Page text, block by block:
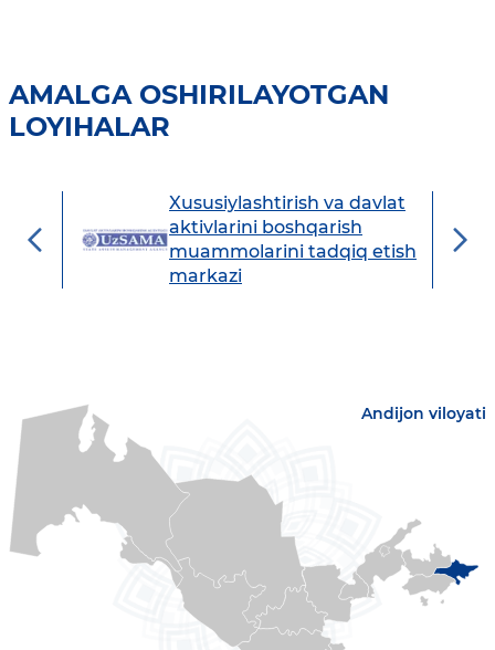
AMALGA OSHIRILAYOTGAN
LOYIHALAR
Xususiylashtirish va davlat
aktivlarini boshqarish
muammolarini tadqiq etish
markazi
Andijon viloyati